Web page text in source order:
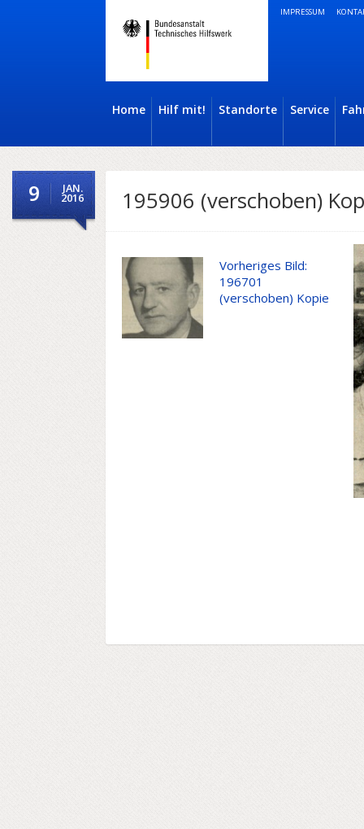
IMPRESSUM
Home Hilf mit! Standorte Service
9 JAN.
2016 195906 (verschoben)
Vorheriges Bild:
196701
(verschoben) Kopie